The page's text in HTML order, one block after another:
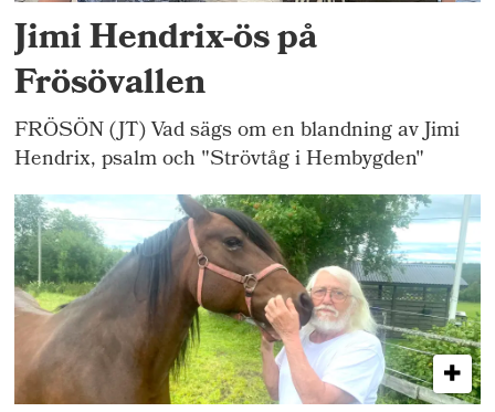
Jimi Hendrix-ös på
Frösövallen
FRÖSÖN (JT) Vad sägs om en blandning av Jimi
Hendrix, psalm och "Strövtåg i Hembygden"